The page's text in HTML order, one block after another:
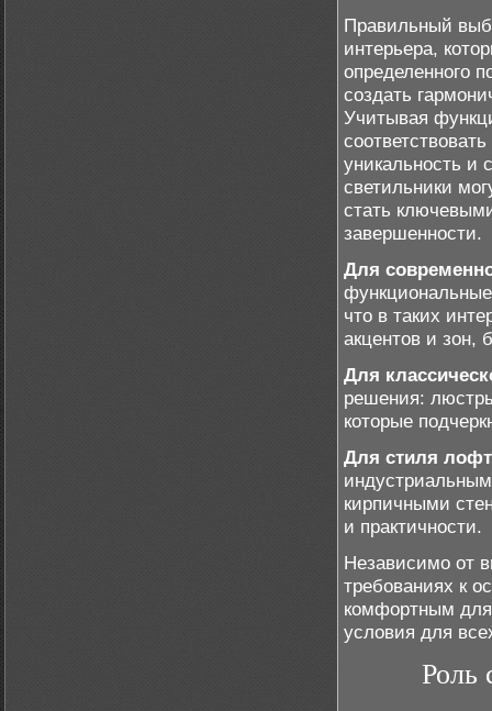
Правильный
интерьера,
определенного
создать
Учитывая
уникальность и
светильники
стать
завершенности.
Для
что в таких
акцентов и зон,
Для
решения:
которые
Для стиля лофт
кирпичными
и практичности.
Независимо от
требованиях к
комфортным для
условия для
Роль